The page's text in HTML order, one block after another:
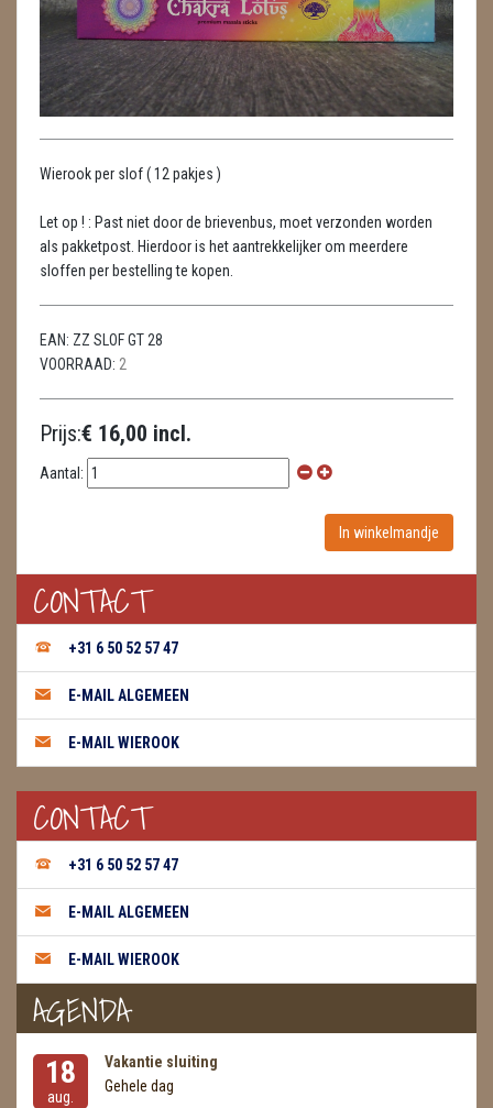
HUISREINIGING
KAARSEN
MASSAGE
METEORIETEN
READING EN PERSOONLIJK ADVIES
SCHEDELS / SKULLS
SPECIALE STUKKEN
VLINDERS
WIEROOK, OLIE & TOEBEHOREN
WIEROOK
WIEROOK GREEN TREE
WIEROOK HEM / DARSHAN
WIEROOK KEGELS
WIEROOK NAG CHAMPA / SATYA
OLIE
WIEROOK HUTTEN & PLANKJES
ZAKJES WATER ELIXERS
Wierook per slof ( 12 pakjes )
Let op ! : Past niet door de brievenbus, moet verzonden worden
als pakketpost. Hierdoor is het aantrekkelijker om meerdere
sloffen per bestelling te kopen.
EAN: ZZ SLOF GT 28
VOORRAAD: 2
Prijs:€ 16,00 incl.
Aantal:
CONTACT
+31 6 50 52 57 47
E-MAIL ALGEMEEN
E-MAIL WIEROOK
CONTACT
+31 6 50 52 57 47
E-MAIL ALGEMEEN
E-MAIL WIEROOK
AGENDA
18
aug.
Vakantie sluiting
Gehele dag